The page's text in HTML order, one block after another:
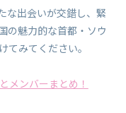
な出会いが交錯し、緊
の魅力的な首都・ソウ
てみてください。
メンバーまとめ！